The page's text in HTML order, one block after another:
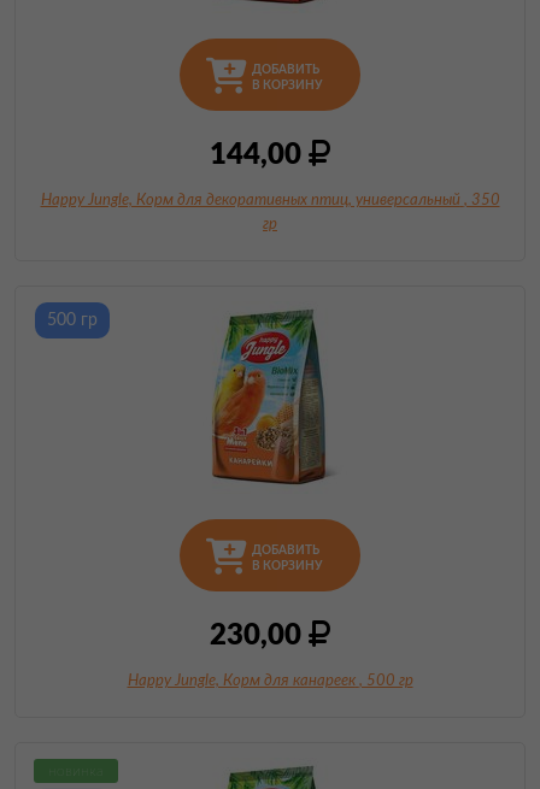
ДОБАВИТЬ
В КОРЗИНУ
144,00
Happy Jungle, Корм для декоративных птиц, универсальный , 350
гр
ДОБАВИТЬ
В КОРЗИНУ
230,00
500 гр
Happy Jungle, Корм для канареек , 500 гр